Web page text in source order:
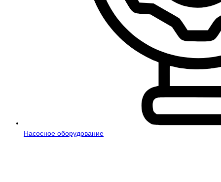
Насосное оборудование